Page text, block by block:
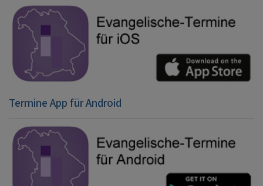
Termine App für Android